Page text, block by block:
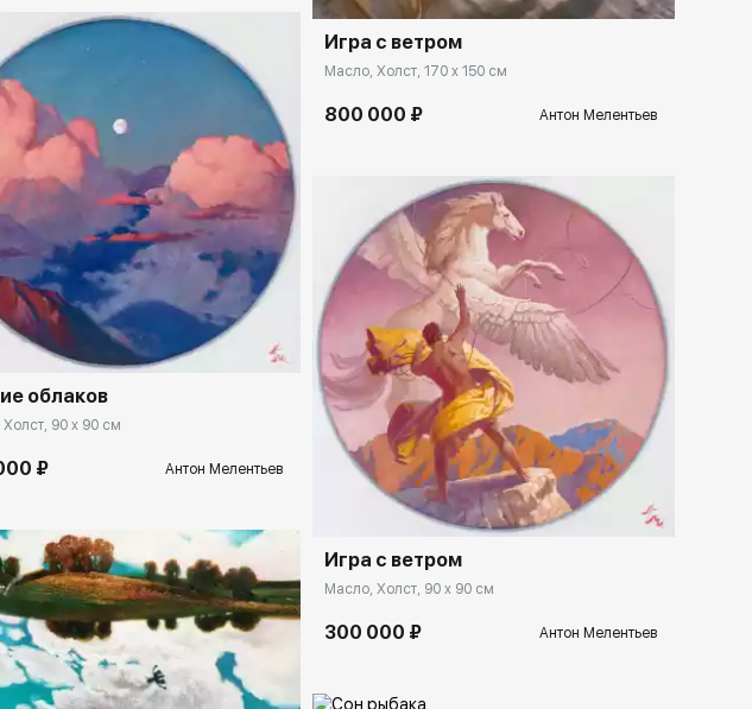
rakovgallery.ru
облаков
90 x 90 см
₽ Антон Мелентьев
rakovgallery.ru
Игра с ветром
Масло, Холст, 170 x 150 см
800 000 ₽ Антон Мелентьев
Домен: rakovgallery.ru
Игра с ветром
Масло, Холст, 90 x 90 см
300 000 ₽ Антон Мелентьев